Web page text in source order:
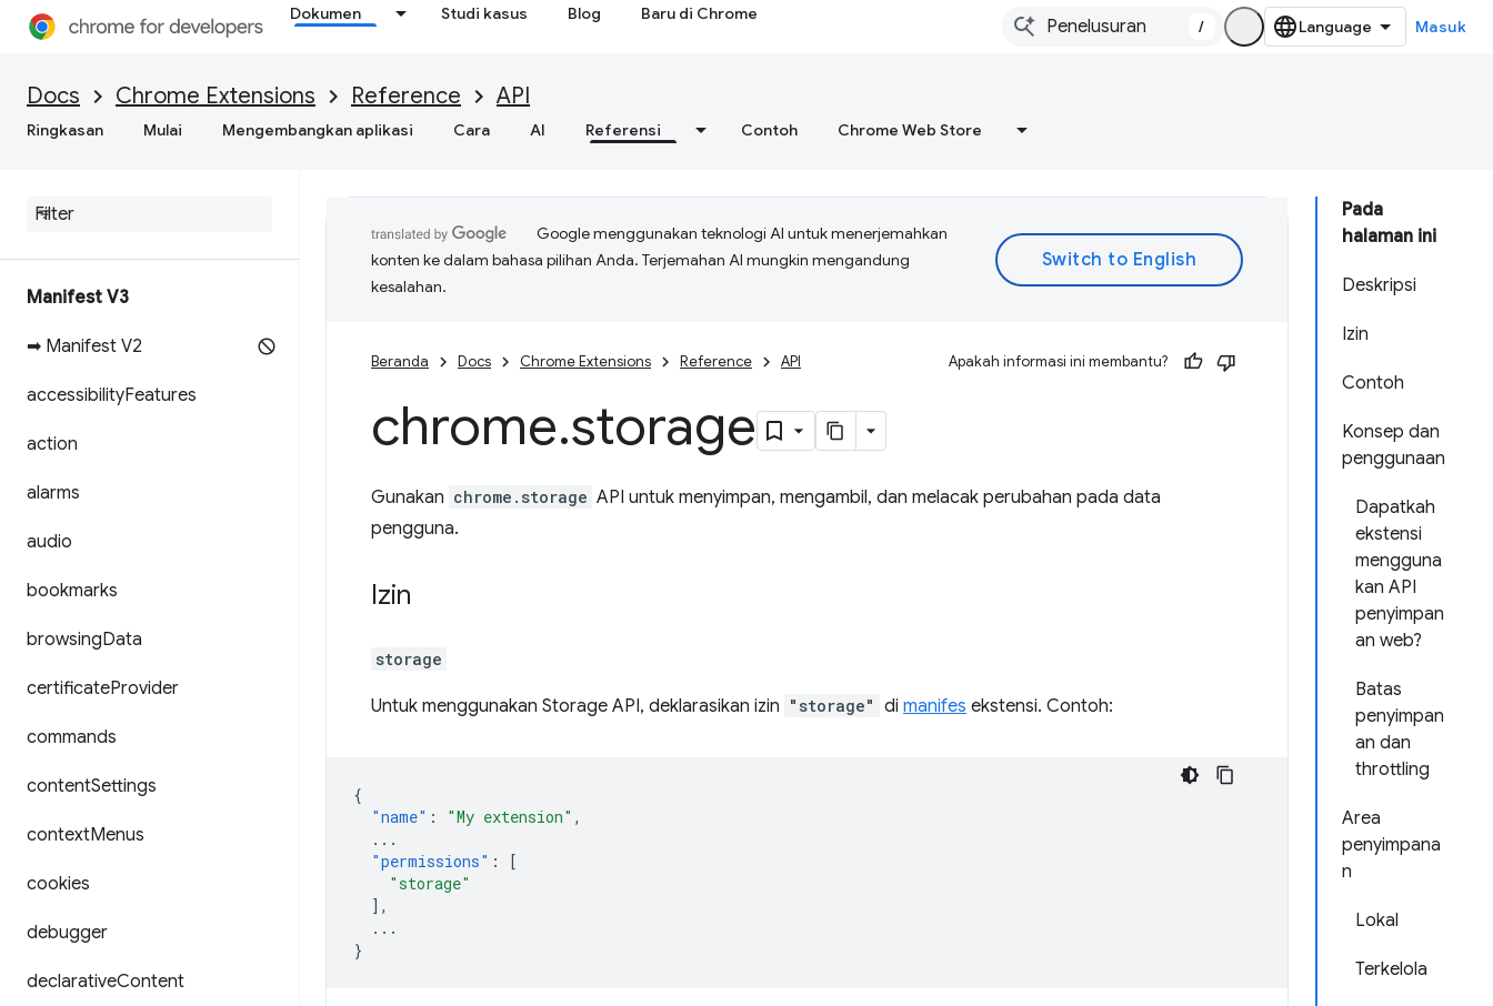
Dokumen Studi kasus Blog Baru di Chrome
/ Masuk
Docs Chrome Extensions Reference API
Ringkasan Mulai Mengembangkan aplikasi Cara AI Referensi Contoh Chrome Web Store
Manifest V3
➡ Manifest V2
accessibilityFeatures
action
alarms
audio
bookmarks
browsingData
certificateProvider
commands
contentSettings
contextMenus
cookies
debugger
declarativeContent
Pada
halaman ini
Deskripsi
Izin
Contoh
Konsep dan
penggunaan
Dapatkah
ekstensi
mengguna
kan API
penyimpan
an web?
Batas
penyimpan
an dan
throttling
Area
penyimpana
n
Lokal
Terkelola
Google menggunakan teknologi AI untuk menerjemahkan
konten ke dalam bahasa pilihan Anda. Terjemahan AI mungkin mengandung
kesalahan.
Beranda Docs Chrome Extensions Reference API Apakah informasi ini membantu?
chrome.storage
Gunakan chrome.storage API untuk menyimpan, mengambil, dan melacak perubahan pada data
pengguna.
Izin
storage
Untuk menggunakan Storage API, deklarasikan izin "storage" di manifes ekstensi. Contoh:
{
"name" : "My extension" ,
...
"permissions" :
[
"storage"
],
...
}